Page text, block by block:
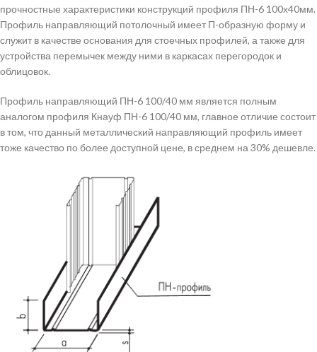
прочностные характеристики конструкций профиля ПН-6 100х40мм.
Профиль направляющий потолочный имеет П-образную форму и
служит в качестве основания для стоечных профилей, а также для
устройства перемычек между ними в каркасах перегородок и
облицовок.
Профиль направляющий ПН-6 100/40 мм является полным
аналогом профиля Кнауф ПН-6 100/40 мм, главное отличие состоит
в том, что данный металлический направляющий профиль имеет
тоже качество по более доступной цене, в среднем на 30% дешевле.